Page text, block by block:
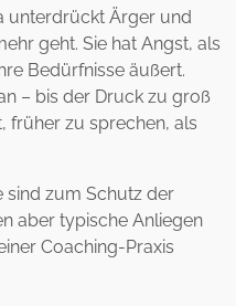
unterdrückt Ärger und
geht. Sie hat Angst, als
Bedürfnisse äußert.
– bis der Druck zu groß
früher zu sprechen, als
sind zum Schutz der
aber typische Anliegen
Coaching-Praxis